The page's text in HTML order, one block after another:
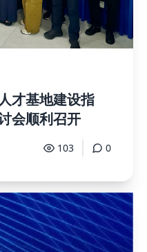
才基地建设指
会顺利召开
103 0